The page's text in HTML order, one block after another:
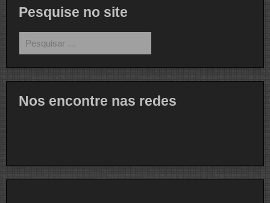
Pesquise no site
por:
Nos encontre nas redes